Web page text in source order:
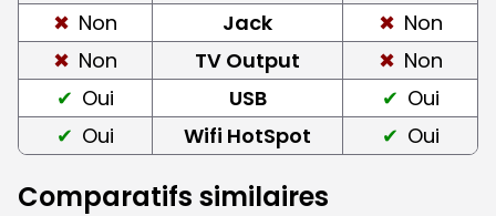
Non
Jack
Non
Non
TV Output
Non
Oui
USB
Oui
Oui
Wifi HotSpot Oui
Comparatifs similaires